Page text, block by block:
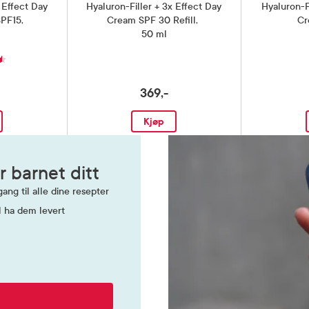
Day
,
Hyaluron-Filler + 3x Effect Day
Cream SPF 30 Refill,
50 ml
369,-
Kjøp
Hyaluron-
barnet ditt
til alle dine resepter
ha dem levert